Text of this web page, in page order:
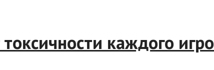
каждого игрока